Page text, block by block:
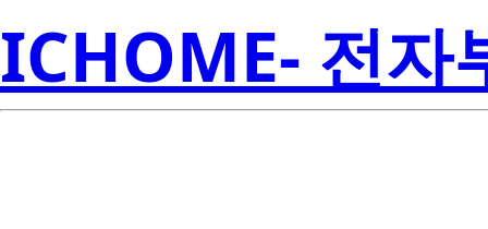
ICHOME- 전자